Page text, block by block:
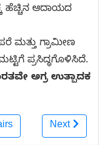
ಹೆಚ್ಚಿನ ಆದಾಯದ
ಮತ್ತು ಗ್ರಾಮೀಣ
ಪ್ರಸಿದ್ಧಗೊಳಿಸಿದೆ.
ಅಗ್ರ ಉತ್ಪಾದಕ
Next